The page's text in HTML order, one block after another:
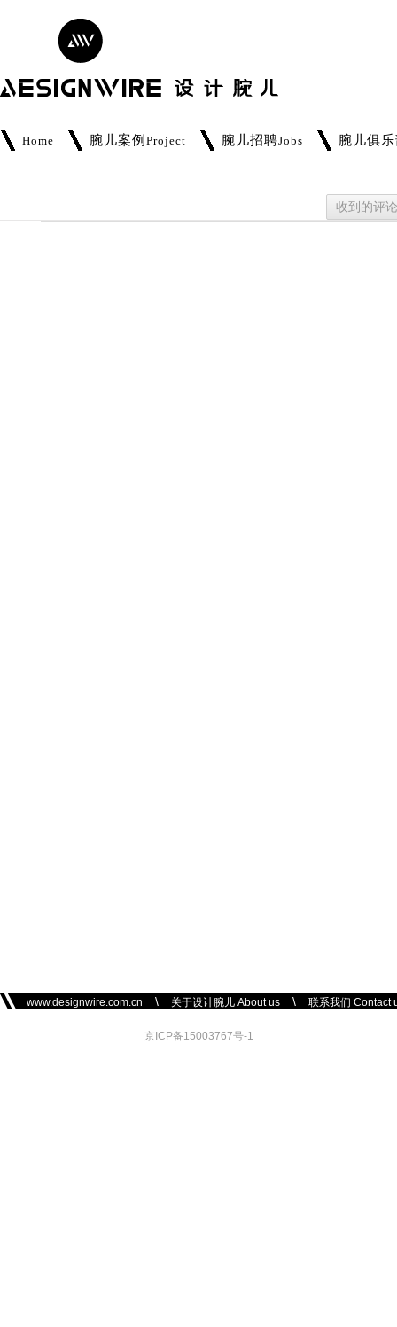
Home 腕儿案例 Project 腕儿招聘Jobs 腕儿俱
收到的评论
www.designwire.com.cn \ 关于设计腕儿 About us \ 联系我们 Contact
京ICP备15003767号-1